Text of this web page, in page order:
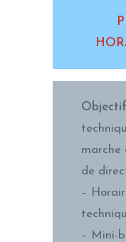
marche
de
–
– Mini-